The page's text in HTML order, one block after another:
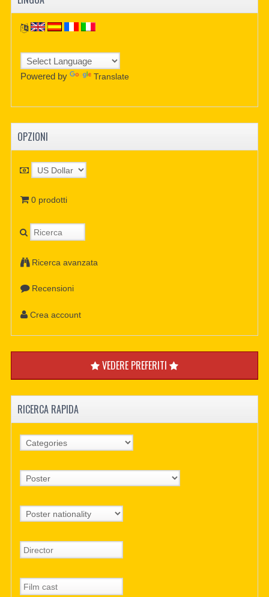
Powered by Translate
OPZIONI
0 prodotti
Ricerca avanzata
Recensioni
Crea account
VEDERE PREFERITI
RICERCA RAPIDA